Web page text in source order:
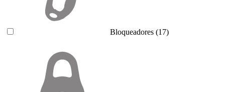
Bloqueadores (17)